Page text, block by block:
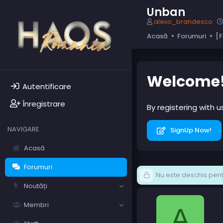
Autentificare
Înregistrare
NAVIGARE
Acasă
Forumuri
Noutăți
Membri
Unban
A
t
u
b
c
t
alexo_brandesco
Acasă
Forumuri
By registering with
SignUp Now!
Nu este deschis